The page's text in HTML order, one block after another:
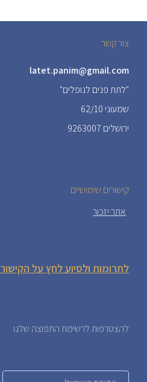
צור קשר
latet.panim@gmail.com
"לתת פנים לנופלים"
שמעוני 62/10
ירושלים 9263007
קישורים שימושיים
אתר יזכור
לתרומות ולסיוע לחץ על הקישור
להצטרפות לרשימת התפוצה שלנו